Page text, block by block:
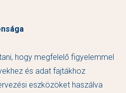
hogy megfelelő figyelemmel
és adat fajtákhoz
eszközöket haszálva